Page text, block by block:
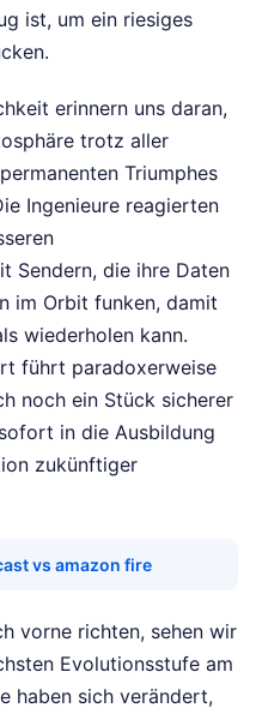
ist, um ein riesiges
erinnern uns daran,
trotz aller
Triumphes
Ingenieure reagierten
Sendern, die ihre Daten
im Orbit funken, damit
wiederholen kann.
führt paradoxerweise
noch ein Stück sicherer
in die Ausbildung
zukünftiger
vs amazon fire
vorne richten, sehen wir
Evolutionsstufe am
haben sich verändert,